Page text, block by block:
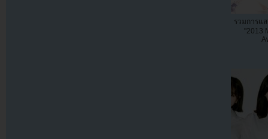
รวมการแ
"2013